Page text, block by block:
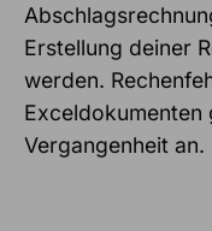
Erstellung deiner
werden.
Vergangenheit an.